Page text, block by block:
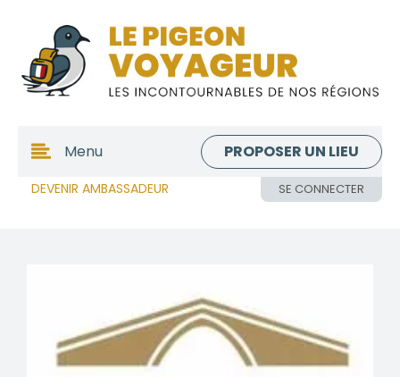
DEVENIR AMBASSADEUR SE CONNECTER
Menu PROPOSER UN LIEU